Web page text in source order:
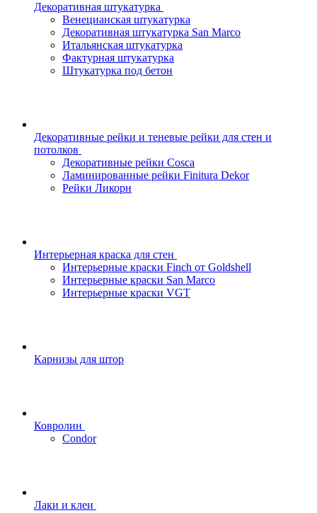
Декоративная штукатурка
Венецианская штукатурка
Декоративная штукатурка San Marco
Итальянская штукатурка
Фактурная штукатурка
Штукатурка под бетон
Декоративные рейки и теневые рейки для стен и
потолков
Декоративные рейки Cosca
Ламинированные рейки Finitura Dekor
Рейки Ликорн
Интерьерная краска для стен
Интерьерные краски Finch от Goldshell
Интерьерные краски San Marco
Интерьерные краски VGT
Карнизы для штор
Ковролин
Condor
Лаки и клеи